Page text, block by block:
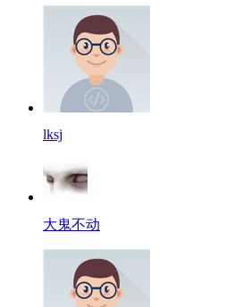
lksj
大鬼不动